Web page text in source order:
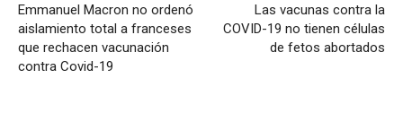
Emmanuel Macron no ordenó
aislamiento total a franceses
que rechacen vacunación
contra Covid-19
Las vacunas contra la
COVID-19 no tienen células
de fetos abortados